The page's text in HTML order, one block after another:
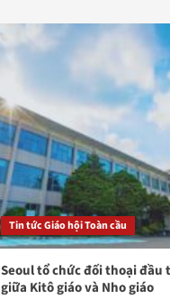
Tin tức Giáo hội Toàn cầu
Seoul tổ chức đối thoại đầu
giữa Kitô giáo và Nho giáo